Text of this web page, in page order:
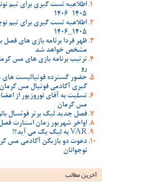
اطلاعیه تست گیری برای تیم
1405-1406
اطلاعیه تست گیری برای تیم
1405_1406
ظهر فردا برنامه بازی های
مشخص خواهد شد
ترتیب برنامه بازی های مس
رو
حضور گسترده فوتبالیست های
گیری آکادمی فوتبال مس کرمان
تسلیت به آقای نوروزپور از
مس کرمان
فصل جدید لیگ برتر فوتسال
اواخر شهریور زمان استارت
VAR به لیگ یک می آید؟!
دعوت دو بازیکن آکادمی مس
نوجوانان
آخرین مطالب